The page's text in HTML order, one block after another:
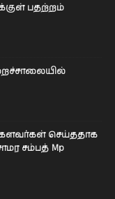
பதற்றம்
செய்ததாக
சம்பத் Mp